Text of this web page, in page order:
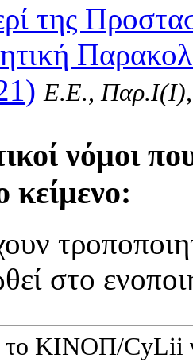
της
Ε.Ε.,
νόμοι
κείμενο:
στο
ΚΙΝOΠ/CyLii